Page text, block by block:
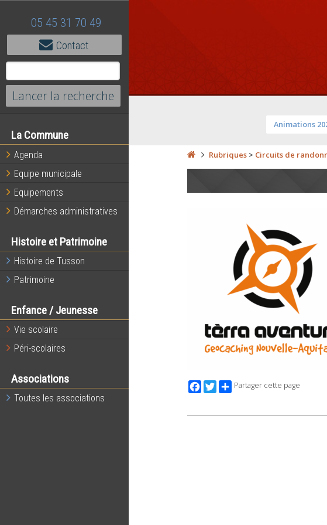
05 45 31 70 49
Contact
La Commune
Agenda
Equipe municipale
Equipements
Démarches administratives
Histoire et Patrimoine
Histoire de Tusson
Patrimoine
Enfance / Jeunesse
Vie scolaire
Péri-scolaires
Associations
Toutes les associations
Animations
Rubriques> Circuits de
Facebook
TwitterPartager cette page